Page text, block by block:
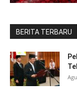
BERITA TERBARU